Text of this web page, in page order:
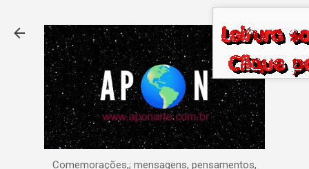
Comemorações,; mensagens, pensamentos,